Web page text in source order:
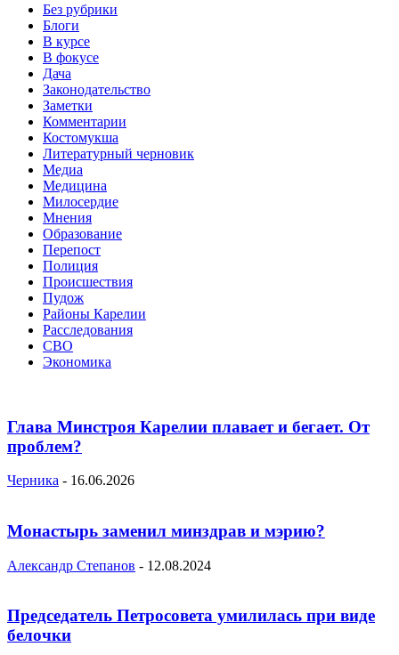
Без рубрики
Блоги
В курсе
В фокусе
Дача
Законодательство
Заметки
Комментарии
Костомукша
Литературный черновик
Медиа
Медицина
Милосердие
Мнения
Образование
Перепост
Полиция
Происшествия
Пудож
Районы Карелии
Расследования
СВО
Экономика
Глава Минстроя Карелии плавает и бегает. От
проблем?
Черника - 16.06.2026
Монастырь заменил минздрав и мэрию?
Александр Степанов - 12.08.2024
Председатель Петросовета умилилась при виде
белочки